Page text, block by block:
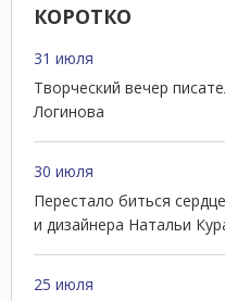
КОРОТКО
31 июля
Творческий вечер
Логинова
30 июля
Перестало биться
и дизайнера Натальи
25 июля